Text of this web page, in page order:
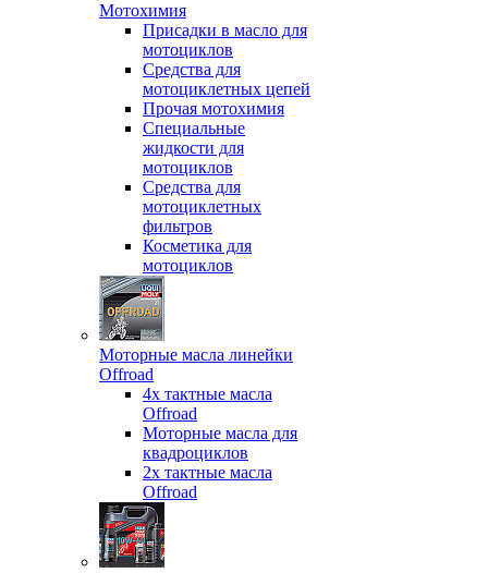
Мотохимия
Присадки в масло для
мотоциклов
Средства для
мотоциклетных цепей
Прочая мотохимия
Специальные
жидкости для
мотоциклов
Средства для
мотоциклетных
фильтров
Косметика для
мотоциклов
Моторные масла линейки
Offroad
4х тактные масла
Offroad
Моторные масла для
квадроциклов
2х тактные масла
Offroad